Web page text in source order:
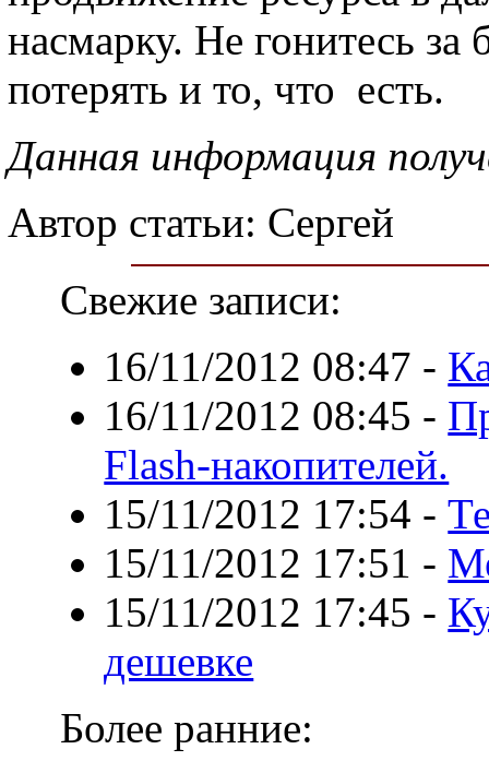
насмарку. Не гонитесь
потерять и то, что есть.
Данная информация
Автор статьи: Сергей
Свежие записи:
16/11/2012 08:47 -
16/11/2012 08:45 -
Flash-накопителей.
15/11/2012 17:54 -
15/11/2012 17:51 -
15/11/2012 17:45 -
дешевке
Более ранние: